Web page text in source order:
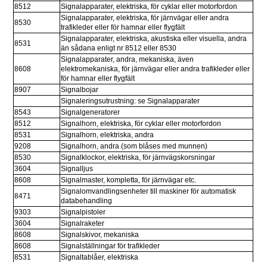
8512
Signalapparater, elektriska, för cyklar eller motorfordon
8530
Signalapparater, elektriska, för järnvägar eller andra
trafikleder eller för hamnar eller flygfält
8531
Signalapparater, elektriska, akustiska eller visuella, andra
än sådana enligt nr 8512 eller 8530
8608
Signalapparater, andra, mekaniska, även
elektromekaniska, för järnvägar eller andra trafikleder eller
för hamnar eller flygfält
8907
Signalbojar
Signaleringsutrustning: se Signalapparater
8543
Signalgeneratorer
8512
Signalhorn, elektriska, för cyklar eller motorfordon
8531
Signalhorn, elektriska, andra
9208
Signalhorn, andra (som blåses med munnen)
8530
Signalklockor, elektriska, för järnvägskorsningar
3604
Signalljus
8608
Signalmaster, kompletta, för järnvägar etc.
8471
Signalomvandlingsenheter till maskiner för automatisk
databehandling
9303
Signalpistoler
3604
Signalraketer
8608
Signalskivor, mekaniska
8608
Signalställningar för trafikleder
8531
Signaltablåer, elektriska